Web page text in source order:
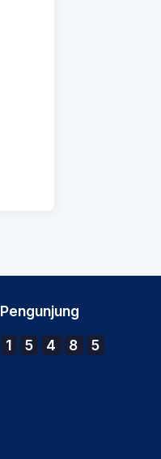
Pengunjung
1 5 4 8 5